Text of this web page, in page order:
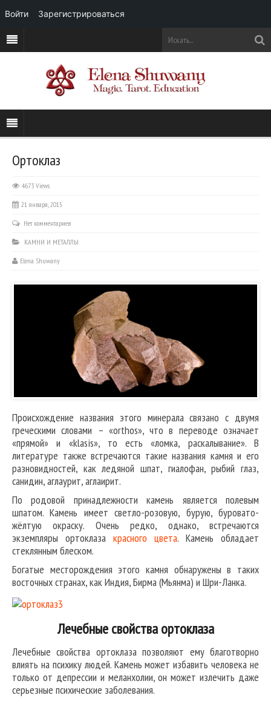
Ортоклаз
4673 Views
21 января, 2015
Нет комментариев
КАМНИ И МЕТАЛЛЫ
Elena Shuwany
Происхождение названия этого минерала связано с двумя
греческими словами – «orthos», что в переводе означает
«прямой» и «klasis», то есть «ломка, раскалывание». В
литературе также встречаются такие названия камня и его
разновидностей, как ледяной шпат, гиалофан, рыбий глаз,
санидин, аглаурит, аглаирит.
По родовой принадлежности камень является полевым
шпатом. Камень имеет светло-розовую, бурую, буровато-
жёлтую окраску. Очень редко, однако, встречаются
экземпляры ортоклаза красного цвета. Камень обладает
стеклянным блеском.
Богатые месторождения этого камня обнаружены в таких
восточных странах, как Индия, Бирма (Мьянма) и Шри-Ланка.
Лечебные свойства ортоклаза
Лечебные свойства ортоклаза позволяют ему благотворно
влиять на психику людей. Камень может избавить человека не
только от депрессии и меланхолии, он может излечить даже
серьезные психические заболевания.
Войти Зарегистрироваться